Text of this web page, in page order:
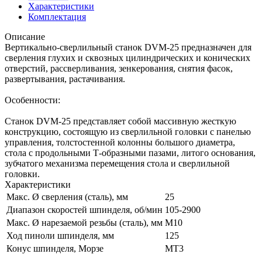
Характеристики
Комплектация
Описание
Вертикально-сверлильный станок DVM-25 предназначен для
сверления глухих и сквозных цилиндрических и конических
отверстий, рассверливания, зенкерования, снятия фасок,
развертывания, растачивания.
Особенности:
Станок DVM-25 представляет собой массивную жесткую
конструкцию, состоящую из сверлильной головки с панелью
управления, толстостенной колонны большого диаметра,
стола с продольными Т-образными пазами, литого основания,
зубчатого механизма перемещения стола и сверлильной
головки.
Характеристики
Макс. Ø сверления (сталь), мм
25
Диапазон скоростей шпинделя, об/мин 105-2900
Макс. Ø нарезаемой резьбы (сталь), мм M10
Ход пиноли шпинделя, мм
125
Конус шпинделя, Морзе
MT3